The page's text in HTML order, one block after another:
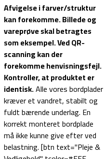
Afvigelse i farver/struktur
kan forekomme. Billede og
vareprøve skal betragtes
som eksempel.Ved QR-
scanning kan der
forekomme henvisningsfejl.
Kontroller, at produktet er
identisk.Alle vores bordplader
kræver et vandret, stabilt og
fuldt bærende underlag. En
korrekt monteret bordplade
må ikke kunne give efter ved
belastning. [btn text="Pleje &